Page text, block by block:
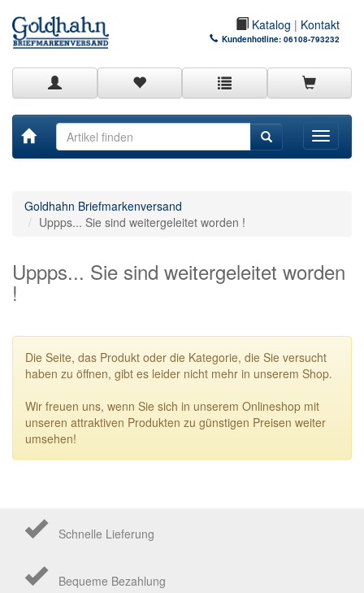
Katalog | Kontakt
Kundenhotline: 06108-793232
Toggle
Goldhahn Briefmarkenversand
Uppps... Sie sind weitergeleitet worden !
Uppps... Sie sind weitergeleitet worden
!
Die Seite, das Produkt oder die Kategorie, die Sie versucht
haben zu öffnen, gibt es leider nicht mehr in unserem Shop.
Wir freuen uns, wenn Sie sich in unserem Onlineshop mit
unseren attraktiven Produkten zu günstigen Preisen weiter
umsehen!
Schnelle Lieferung
Bequeme Bezahlung